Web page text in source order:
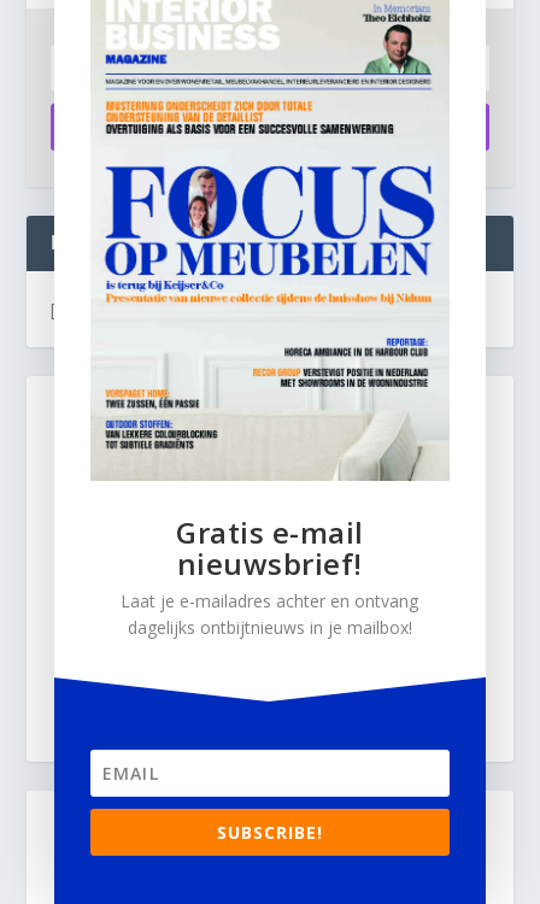
Aanmelden
INTERIOR BUSINESS LIVE:
[instagram-feed]
Gratis e-mail
nieuwsbrief!
Laat je e-mailadres achter en ontvang
dagelijks ontbijtnieuws in je mailbox!
SUBSCRIBE!